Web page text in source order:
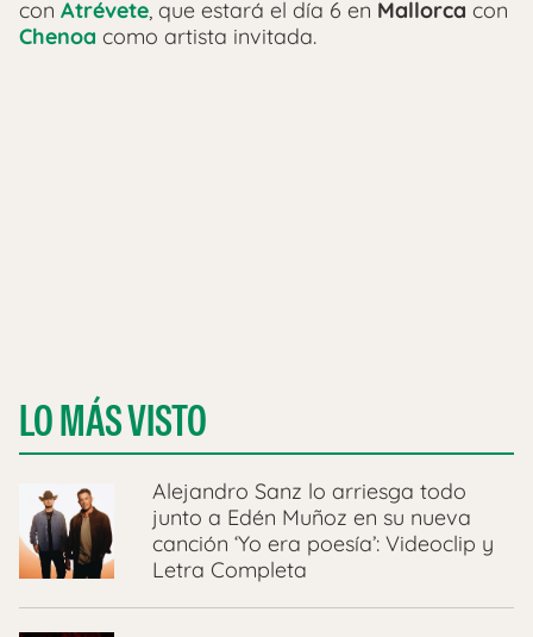
con Atrévete, que estará el día 6 en Mallorca con
Chenoa como artista invitada.
LO MÁS VISTO
Alejandro Sanz lo arriesga todo
junto a Edén Muñoz en su nueva
canción ‘Yo era poesía’: Videoclip y
Letra Completa